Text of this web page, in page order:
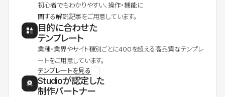
初心者でもわかりやすい、操作・機能に
関する解説記事をご用意しています。
目的に合わせた
テンプレート
業種・業界やサイト種別ごとに400を超える高品質なテンプレ
ートをご用意しています。
テンプレートを見る
Studioが認定した
制作パートナー